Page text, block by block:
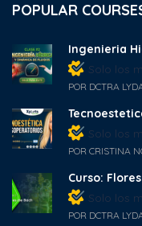
POPULAR
Ingenieria
Solo los
POR DCTRA
Solo los
POR CRISTINA
Curso:
Solo los
POR DCTRA